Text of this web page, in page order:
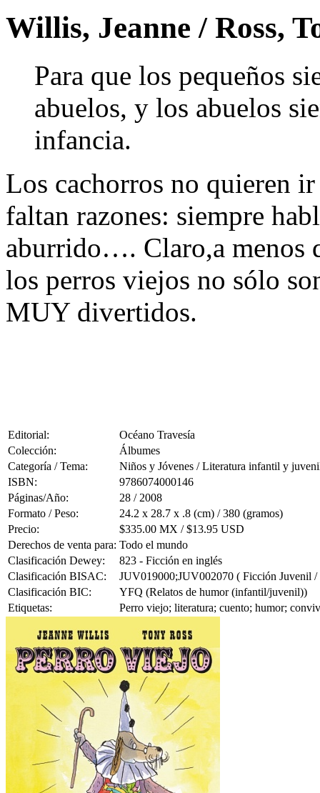
Willis, Jeanne / Ross,
Para que los pequeños
abuelos, y los abuelos
infancia.
Los cachorros no quieren
faltan razones: siempre
aburrido…. Claro,a menos
los perros viejos no sólo
MUY divertidos.
Editorial:
Océano Travesía
Colección:
Álbumes
Categoría / Tema:
Niños y Jóvenes / Literatura infantil y
ISBN:
9786074000146
Páginas/Año:
28 / 2008
Formato / Peso:
24.2 x 28.7 x .8 (cm) / 380 (gramos)
Precio:
$335.00 MX / $13.95 USD
Derechos de venta para: Todo el mundo
Clasificación Dewey:
823 - Ficción en inglés
Clasificación BISAC:
JUV019000;JUV002070 ( Ficción Juvenil
Clasificación BIC:
YFQ (Relatos de humor (infantil/juvenil))
Etiquetas:
Perro viejo; literatura; cuento; humor;